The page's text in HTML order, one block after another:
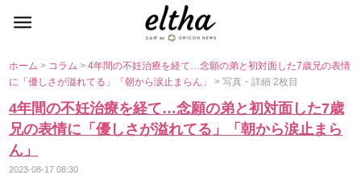
ホーム> コラム>4年間の不妊治療を経て…念願の弟と初対面した7歳兄の表情
に「優しさが溢れてる」「朝から涙止まらん」> 写真・詳細 2枚目
4年間の不妊治療を経て…念願の弟と初対面した7歳
兄の表情に「優しさが溢れてる」「朝から涙止まら
ん」
2023-08-17 08:30